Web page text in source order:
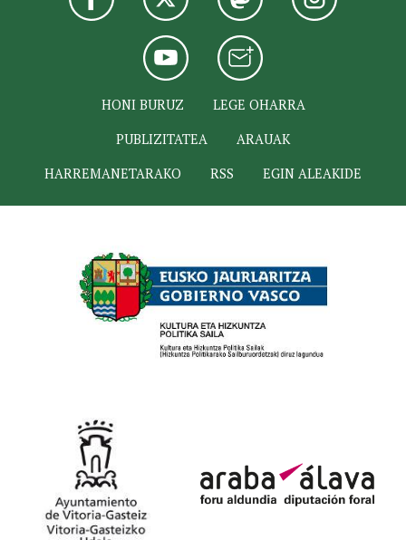
HONI BURUZ
LEGE OHARRA
PUBLIZITATEA
ARAUAK
HARREMANETARAKO
RSS EGIN ALEAKIDE